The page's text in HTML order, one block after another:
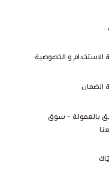
و الخصوصية
الضمان
بالعمولة - سوق